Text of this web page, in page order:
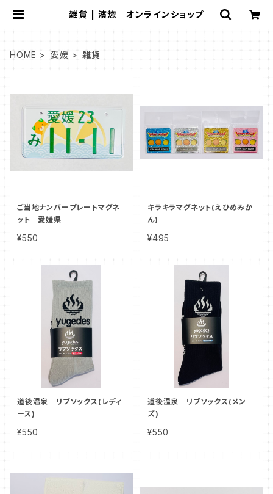
雑貨 | 濱惣 オンラインショップ
HOME 愛媛 雑貨
ご当地ナンバープレートマグネ
ット 愛媛県
¥550
キラキラマグネット(えひめみか
ん)
¥495
道後温泉 リブソックス(レディ
ース)
¥550
道後温泉 リブソックス(メン
ズ)
¥550